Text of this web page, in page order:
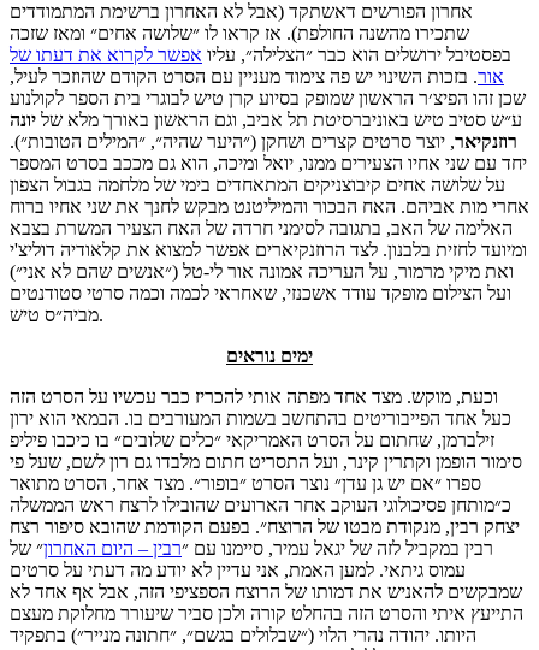
אחרון הפורשים דאשתקד (אבל לא האחרון ברשימת המתמודדים
שתכירו מהשנה החולפת). אז קראו לו ״שלושה אחים״ ומאז שזכה
בפסטיבל ירושלים הוא כבר ״הצלילה״, עליו אפשר לקרוא את דעתו של
אור. בזכות השינוי יש פה צימוד מעניין עם הסרט הקודם שהוזכר לעיל,
שכן זהו הפיצ׳ר הראשון שמופק בסיוע קרן טיש לבוגרי בית הספר לקולנוע
ע״ש סטיב טיש באוניברסיטת תל אביב, וגם הראשון באורך מלא של יונה
רוזנקיאר, יוצר סרטים קצרים ושחקן (״היער שהיה״, ״המילים הטובות״).
יחד עם שני אחיו הצעירים ממנו, יואל ומיכה, הוא גם מככב בסרט המספר
על שלושה אחים קיבוצניקים המתאחדים בימי של מלחמה בגבול הצפון
אחרי מות אביהם. האח הבכור והמיליטנט מבקש לחנך את שני אחיו ברוח
האלימה של האב, בתגובה לסימני חרדה של האח הצעיר המשרת בצבא
ומיועד לחזית בלבנון. לצד הרוזנקיארים אפשר למצוא את קלאודיה דוליצ'י
ואת מיקי מרמור, על העריכה אמונה אור לי-טל (״אנשים שהם לא אני״)
ועל הצילום מופקד עודד אשכנזי, שאחראי לכמה וכמה סרטי סטודנטים
מביה״ס טיש.
ימים נוראים
וכעת, מוקש. מצד אחד מפתה אותי להכריז כבר עכשיו על הסרט הזה
כעל אחד הפייבוריטים בהתחשב בשמות המעורבים בו. הבמאי הוא ירון
זילברמן, שחתום על הסרט האמריקאי ״כלים שלובים״ בו כיכבו פיליפ
סימור הופמן וקתרין קינר, ועל התסריט חתום מלבדו גם רון לשם, שעל פי
ספרו ״אם יש גן עדן״ נוצר הסרט ״בופור״. מצד אחר, הסרט מתואר
כ״מותחן פסיכולוגי העוקב אחר הארועים שהובילו לרצח ראש הממשלה
יצחק רבין, מנקודת מבטו של הרוצח״. בפעם הקודמת שהובא סיפור רצח
רבין במקביל לזה של יגאל עמיר, סיימנו עם ״רבין – היום האחרון״ של
עמוס גיתאי. למען האמת, אני עדיין לא יודע מה דעתי על סרטים
שמבקשים להאניש את דמותו של הרוצח הספציפי הזה, אבל אף אחד לא
התייעץ איתי והסרט הזה בהחלט קורה ולכן סביר שיעורר מחלוקת מעצם
היותו. יהודה נהרי הלוי (״שבלולים בגשם״, ״חתונה מנייר״) בתפקיד